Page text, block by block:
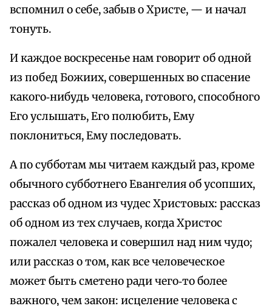
вспомнил о себе, забыв о Христе, — и начал
тонуть.
И каждое воскресенье нам говорит об одной
из побед Божиих, совершенных во спасение
какого‑нибудь человека, готового, способного
Его услышать, Его полюбить, Ему
поклониться, Ему последовать.
А по субботам мы читаем каждый раз, кроме
обычного субботнего Евангелия об усопших,
рассказ об одном из чудес Христовых: рассказ
об одном из тех случаев, когда Христос
пожалел человека и совершил над ним чудо;
или рассказ о том, как все человеческое
может быть сметено ради чего‑то более
важного, чем закон: исцеление человека с